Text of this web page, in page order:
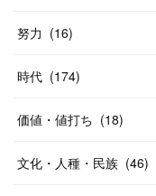
努力 (16)
時代 (174)
価値・値打ち (18)
文化・人種・民族 (46)